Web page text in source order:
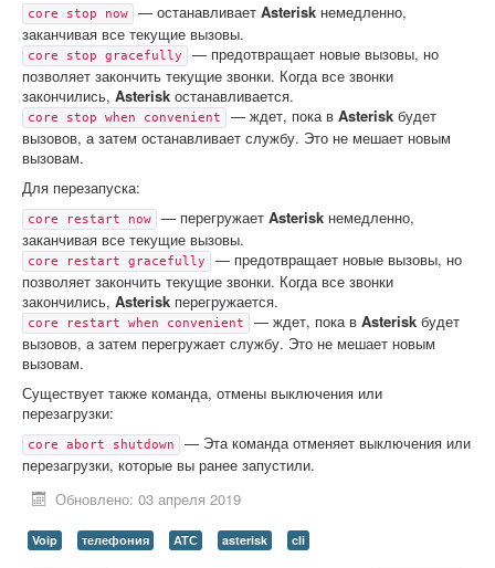
core stop now — останавливает Asterisk немедленно,
заканчивая все текущие вызовы.
core stop gracefully
— предотвращает новые вызовы, но
позволяет закончить текущие звонки. Когда все звонки
закончились, Asterisk останавливается.
core stop when convenient — ждет, пока в Asterisk будет
вызовов, а затем останавливает службу. Это не мешает новым
вызовам.
Для перезапуска:
core restart now — перегружает Asterisk немедленно,
заканчивая все текущие вызовы.
core restart gracefully
— предотвращает новые вызовы, но
позволяет закончить текущие звонки. Когда все звонки
закончились, Asterisk перегружается.
core restart when convenient — ждет, пока в Asterisk будет
вызовов, а затем перегружает службу. Это не мешает новым
вызовам.
Существует также команда, отмены выключения или
перезагрузки:
core abort shutdown
— Эта команда отменяет выключения или
перезагрузки, которые вы ранее запустили.
Обновлено: 03 апреля 2019
Voip телефония АТС asterisk cli